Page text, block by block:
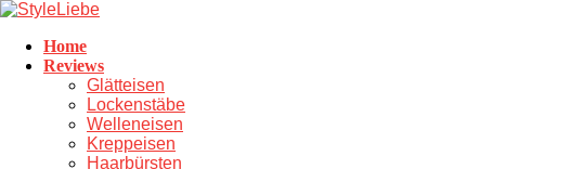
Home
Reviews
Glätteisen
Lockenstäbe
Welleneisen
Kreppeisen
Haarbürsten